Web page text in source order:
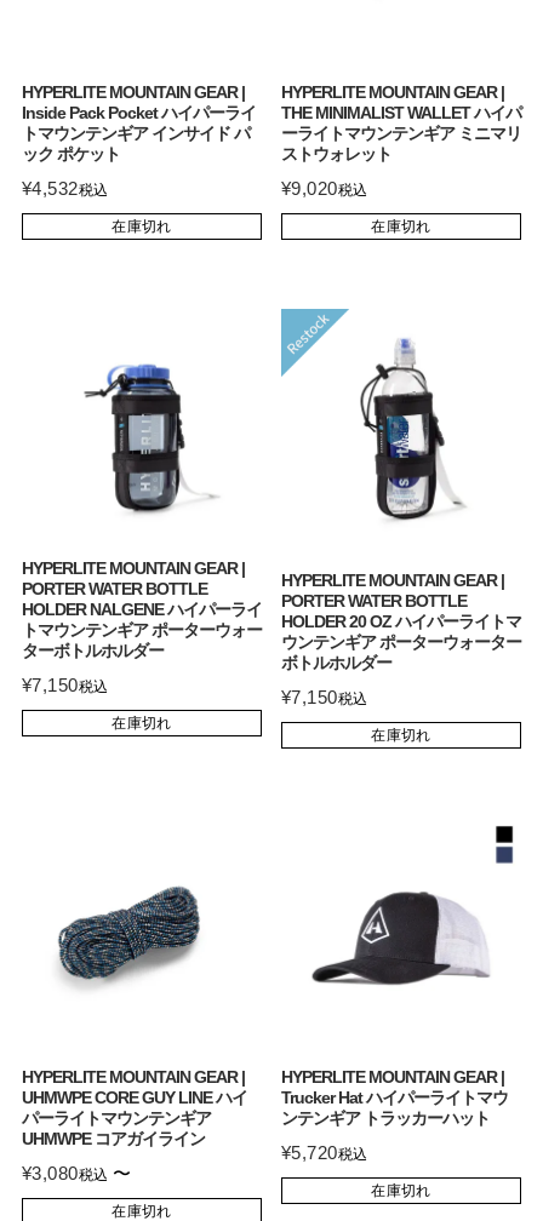
HYPERLITE MOUNTAIN GEAR |
Inside Pack Pocket ハイパーライ
トマウンテンギア インサイド パ
ック ポケット
¥4,532税込
在庫切れ
HYPERLITE MOUNTAIN GEAR |
THE MINIMALIST WALLET ハイパ
ーライトマウンテンギア ミニマリ
ストウォレット
¥9,020税込
在庫切れ
HYPERLITE MOUNTAIN GEAR |
PORTER WATER BOTTLE
HOLDER NALGENE ハイパーライ
トマウンテンギア ポーターウォー
ターボトルホルダー
¥7,150税込
在庫切れ
HYPERLITE MOUNTAIN GEAR |
PORTER WATER BOTTLE
HOLDER 20 OZ ハイパーライトマ
ウンテンギア ポーターウォーター
ボトルホルダー
¥7,150税込
在庫切れ
HYPERLITE MOUNTAIN GEAR |
UHMWPE CORE GUY LINE ハイ
パーライトマウンテンギア
UHMWPE コアガイライン
¥3,080税込 〜
在庫切れ
HYPERLITE MOUNTAIN GEAR |
Trucker Hat ハイパーライトマウ
ンテンギア トラッカーハット
¥5,720税込
在庫切れ